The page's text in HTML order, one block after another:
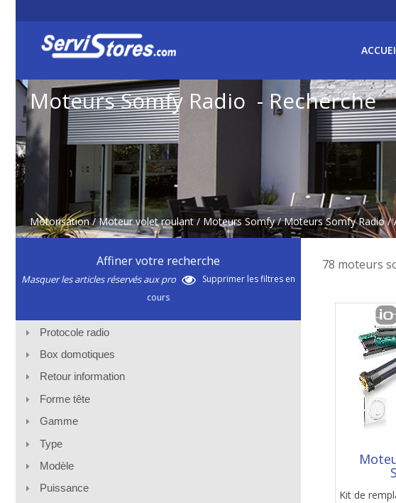
Moteurs Somfy Radio - Recherche
Motorisation /Moteur volet roulant / Moteurs Somfy /Moteurs Somfy Radio /
Affiner votre recherche
Masquer les articles réservés aux pro
Supprimer les filtres en
cours
Protocole radio
Box domotiques
Retour information
Forme tête
Gamme
Type
Modèle
Puissance
78 moteurs
Kit de